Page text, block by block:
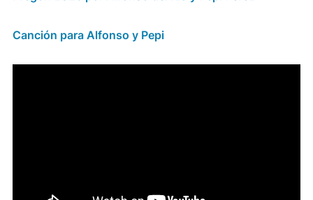
Canción para Alfonso y Pepi